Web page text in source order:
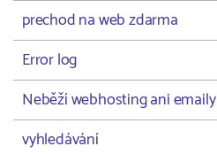
prechod na web zdarma
Error log
Neběží webhosting ani emaily
vyhledávání